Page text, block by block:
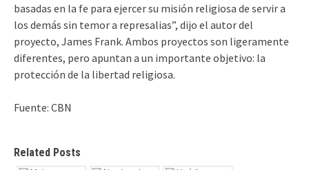
basadas en la fe para ejercer su misión religiosa de servir a
los demás sin temor a represalias”, dijo el autor del
proyecto, James Frank. Ambos proyectos son ligeramente
diferentes, pero apuntan a un importante objetivo: la
protección de la libertad religiosa.
Fuente: CBN
Related Posts